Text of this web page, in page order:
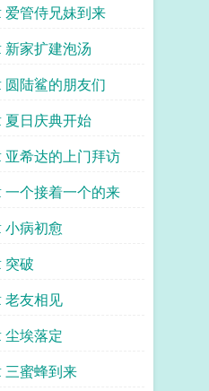
爱管侍兄妹到来
新家扩建泡汤
圆陆鲨的朋友们
夏日庆典开始
亚希达的上门拜访
一个接着一个的来
小病初愈
突破
老友相见
尘埃落定
三蜜蜂到来